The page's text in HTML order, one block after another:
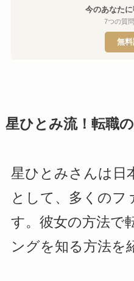
今のあなた
7つの質
無
星ひとみ流！転職
星ひとみさんは日
として、多くのフ
す。彼女の方法で
ングを知る方法を